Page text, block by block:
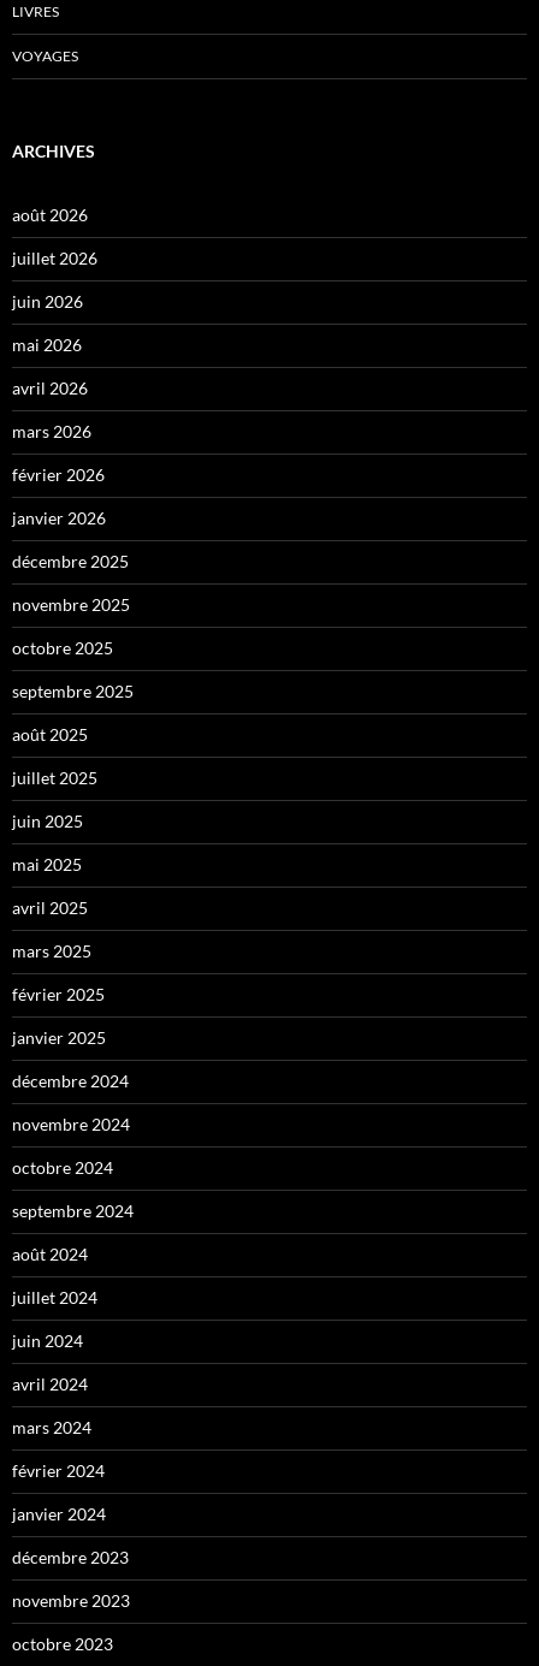
LIVRES
VOYAGES
ARCHIVES
août 2026
juillet 2026
juin 2026
mai 2026
avril 2026
mars 2026
février 2026
janvier 2026
décembre 2025
novembre 2025
octobre 2025
septembre 2025
août 2025
juillet 2025
juin 2025
mai 2025
avril 2025
mars 2025
février 2025
janvier 2025
décembre 2024
novembre 2024
octobre 2024
septembre 2024
août 2024
juillet 2024
juin 2024
avril 2024
mars 2024
février 2024
janvier 2024
décembre 2023
novembre 2023
octobre 2023